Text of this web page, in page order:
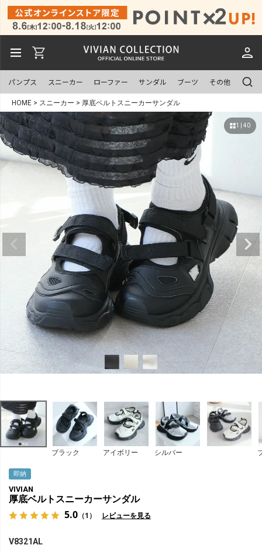
パンプス スニーカー ローファー サンダル ブーツ その他
HOME スニーカー 厚底ベルトスニーカーサンダル
1 | 40
ブラック アイボリー シルバー
即納
VIVIAN
厚底ベルトスニーカーサンダル
5.0 （1） レビューを見る
V8321AL